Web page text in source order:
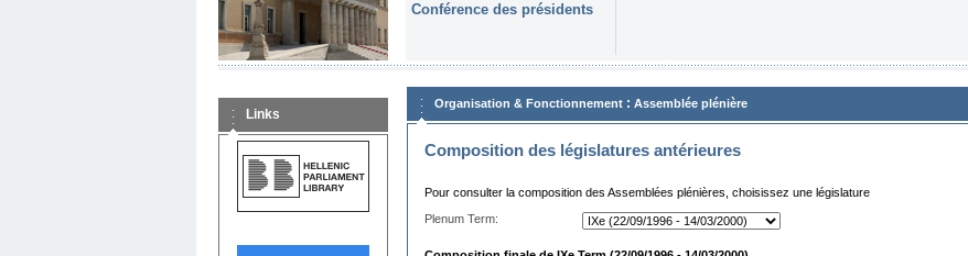
Conférence des présidents
Links
Organisation & Fonctionnement : Assemblée plénière
Composition des législatures antérieures
Pour consulter la composition des Assemblées plénières, choisissez une législature
Plenum Term: